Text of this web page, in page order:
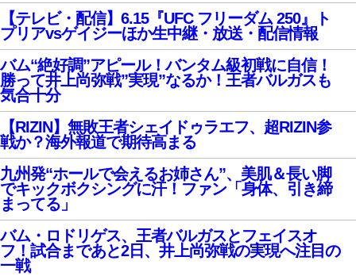
【テレビ・配信】6.15『UFC フリーダム 250』ト
プリアvsゲイジーほか生中継・放送・配信情報
バム“絶好調”アピール！バンタム級初戦に自信！
勝って井上尚弥戦”実現”なるか！王者バルガスも
気合十分
【RIZIN】無敗王者シェイドゥラエフ、超RIZIN参
戦か？海外報道で期待高まる
九州発“ホールで会えるお姉さん”、美肌＆長い脚
でキックボクシングに汗！ファン「身体、引き締
まってる」
バム・ロドリゲス、王者バルガスとフェイスオ
フ！試合まであと2日、井上尚弥戦の実現へ注目の
一戦